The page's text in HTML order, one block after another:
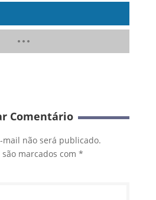
Comentário
mail não será publicado.
marcados com *